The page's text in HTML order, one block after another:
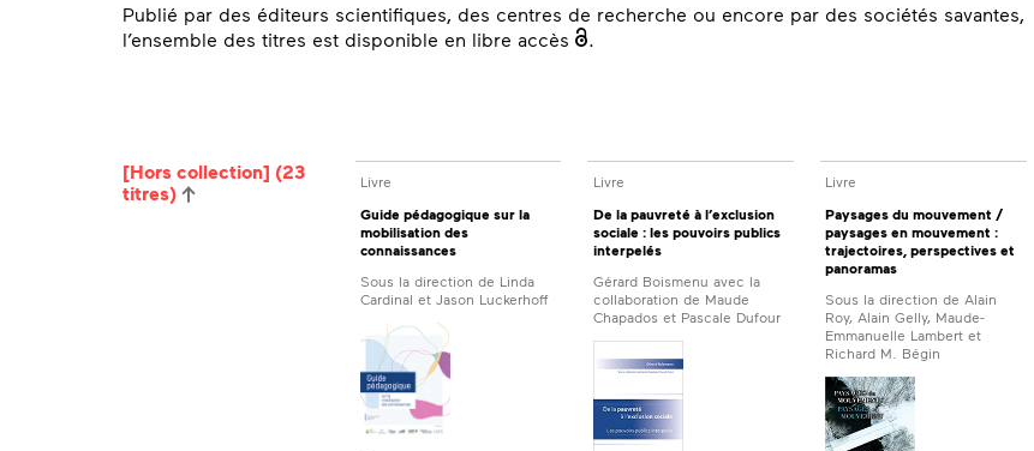
Publié par des éditeurs scientifiques, des centres de recherche ou encore par des sociétés savantes,
l’ensemble des titres est disponible en libre accès
[Hors collection] (23
titres)
Livre
Guide pédagogique sur la
mobilisation des
connaissances
Sous la direction de Linda
Cardinal et Jason Luckerhoff
Livre
De la pauvreté à l’exclusion
sociale : les pouvoirs publics
interpelés
Gérard Boismenu avec la
collaboration de Maude
Chapados et Pascale Dufour
Livre
Paysages du mouvement /
paysages en mouvement :
trajectoires, perspectives et
panoramas
Sous la direction de Alain
Roy, Alain Gelly, Maude-
Emmanuelle Lambert et
Richard M. Bégin